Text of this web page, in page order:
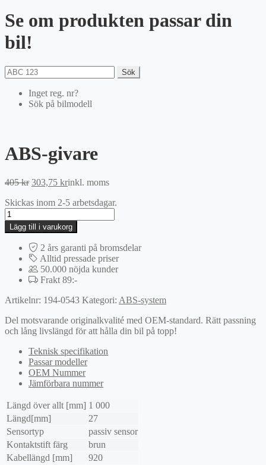
Se om produkten passar din
bil!
Sök
Inget reg. nr?
Sök på bilmodell
ABS-givare
405kr Det
priset
405 kr.
303,75 krDet
priset
303,75 kr.
inkl. moms
Skickas inom 2-5 arbetsdagar.
ABS-
givare
mängd
Lägg till i varukorg
2 års garanti på bromsdelar
Alltid pressade priser
50.000 nöjda kunder
Frakt 89:-
Artikelnr: 194-0543 Kategori: ABS-system
Del motsvarande originalkvalité med OEM-standard. Rätt passning
och lång livslängd för att hålla din bil på topp!
Teknisk specifikation
Passar modeller
OEM Nummer
Jämförbara nummer
Längd över allt [mm] 1 000
Längd[mm]
27
Sensortyp
passiv sensor
Kontaktstift färg
brun
Kabellängd [mm]
920